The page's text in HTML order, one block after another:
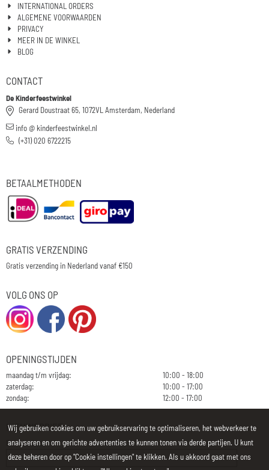
INTERNATIONAL ORDERS
ALGEMENE VOORWAARDEN
PRIVACY
MEER IN DE WINKEL
BLOG
CONTACT
De Kinderfeestwinkel
Gerard Doustraat 65, 1072VL Amsterdam, Nederland
info @ kinderfeestwinkel.nl
(+31) 020 6722215
BETAALMETHODEN
GRATIS VERZENDING
Gratis verzending in Nederland vanaf €150
VOLG ONS OP
OPENINGSTIJDEN
maandag t/m vrijdag:
10:00 - 18:00
zaterdag:
10:00 - 17:00
zondag:
12:00 - 17:00
NIEUWSBRIEF
E-mailadres:
Wij gebruiken cookies om uw gebruikservaring te optimaliseren, het webverkeer te
analyseren en om gerichte advertenties te kunnen tonen via derde partijen. U kunt
deze beheren door op "Cookie instellingen" te klikken. Als u akkoord gaat met ons